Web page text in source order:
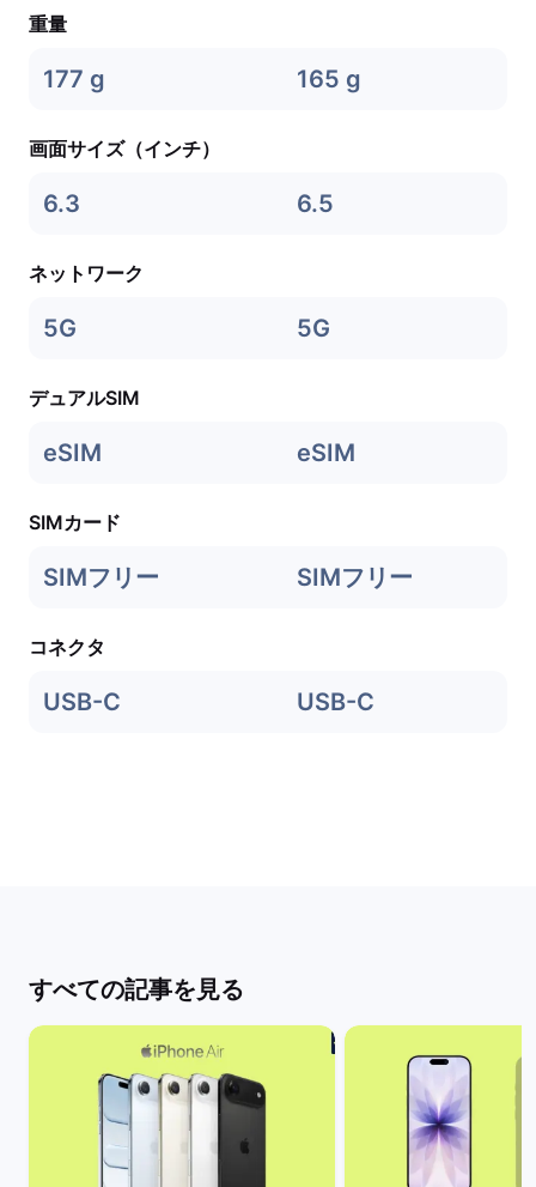
重量
177 g 165 g
画面サイズ（インチ）
6.3 6.5
ネットワーク
5G 5G
デュアルSIM
eSIM eSIM
SIMカード
SIMフリー SIMフリー
コネクタ
USB-C USB-C
すべての記事を見る